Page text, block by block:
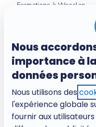
Nous
importance à
données
Nous utilisons des
l'expérience globale
fournir aux
Formations à Wooclap
Guides et livres blancs
Intégrations LMS
Centre d'aide
À propos